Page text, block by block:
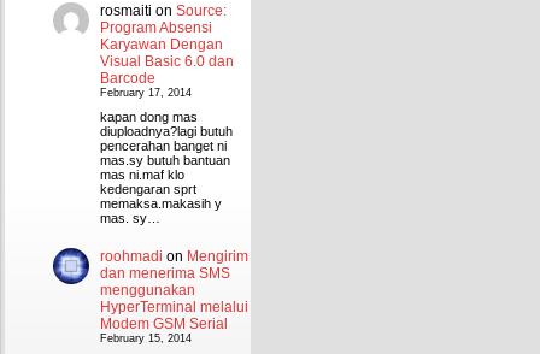
rosmaiti on Source:
Program Absensi
Karyawan Dengan
Visual Basic 6.0 dan
Barcode
February 17, 2014
kapan dong mas
diuploadnya?lagi butuh
pencerahan banget ni
mas.sy butuh bantuan
mas ni.maf klo
kedengaran sprt
memaksa.makasih y
mas. sy…
roohmadi on Mengirim
dan menerima SMS
menggunakan
HyperTerminal melalui
Modem GSM Serial
February 15, 2014